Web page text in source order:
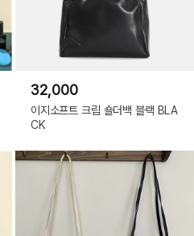
32,000
이지소프트 크림 숄더백 블랙 BLA
CK